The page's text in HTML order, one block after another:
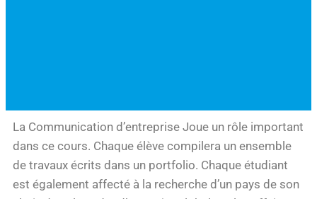
La Communication d’entreprise Joue un rôle important
dans ce cours. Chaque élève compilera un ensemble
de travaux écrits dans un portfolio. Chaque étudiant
est également affecté à la recherche d’un pays de son